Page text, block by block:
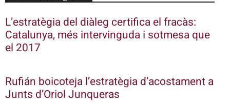
L’estratègia del diàleg certifica el fracàs:
Catalunya, més intervinguda i sotmesa que
el 2017
Rufián boicoteja l’estratègia d’acostament a
Junts d’Oriol Junqueras